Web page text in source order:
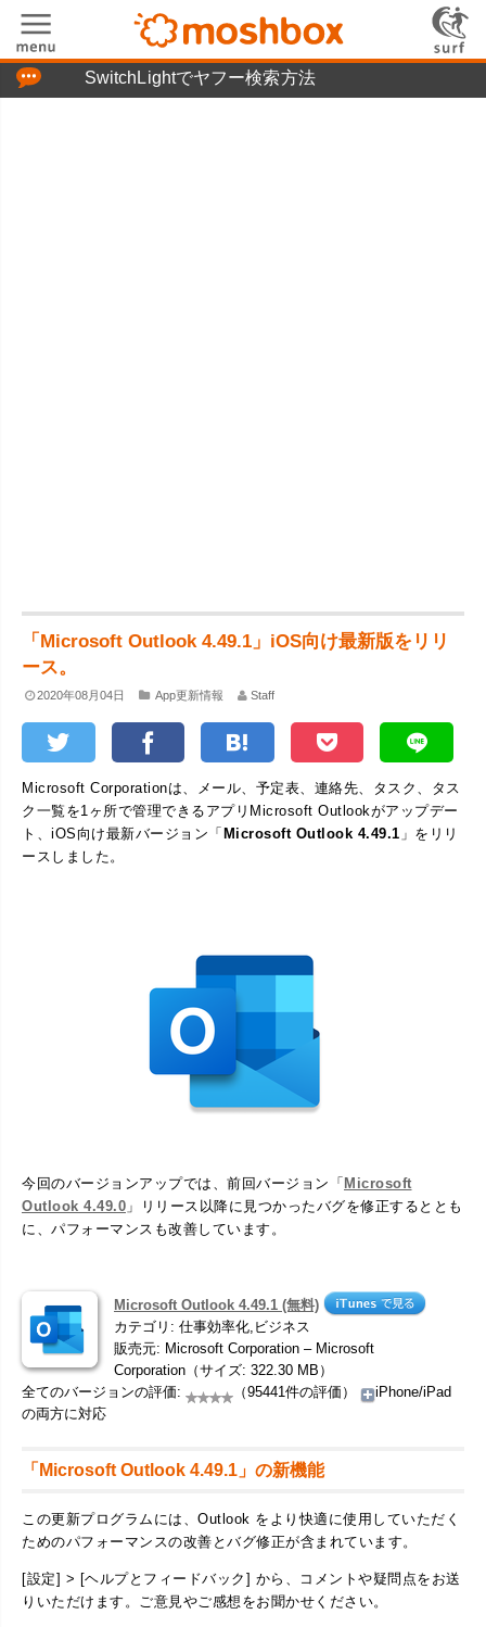
SwitchLightでヤフー検索方法
「Microsoft Outlook 4.49.1」iOS向け最新版をリリ
ース。
2020年08月04日 App更新情報 Staff
Microsoft Corporationは、メール、予定表、連絡先、タスク、タス
ク一覧を1ヶ所で管理できるアプリMicrosoft Outlookがアップデー
ト、iOS向け最新バージョン「Microsoft Outlook 4.49.1 」をリリ
ースしました。
今回のバージョンアップでは、前回バージョン「Microsoft
Outlook 4.49.0 」リリース以降に見つかったバグを修正するととも
に、パフォーマンスも改善しています。
Microsoft Outlook 4.49.1 (無料)
カテゴリ: 仕事効率化,ビジネス
販売元: Microsoft Corporation – Microsoft
Corporation（サイズ: 322.30 MB）
全てのバージョンの評価:
（95441件の評価）
iPhone/iPad
の両方に対応
「Microsoft Outlook 4.49.1」の新機能
この更新プログラムには、Outlook をより快適に使用していただく
ためのパフォーマンスの改善とバグ修正が含まれています。
[設定] > [ヘルプとフィードバック] から、コメントや疑問点をお送
りいただけます。ご意見やご感想をお聞かせください。
「つぶやき」の使い方